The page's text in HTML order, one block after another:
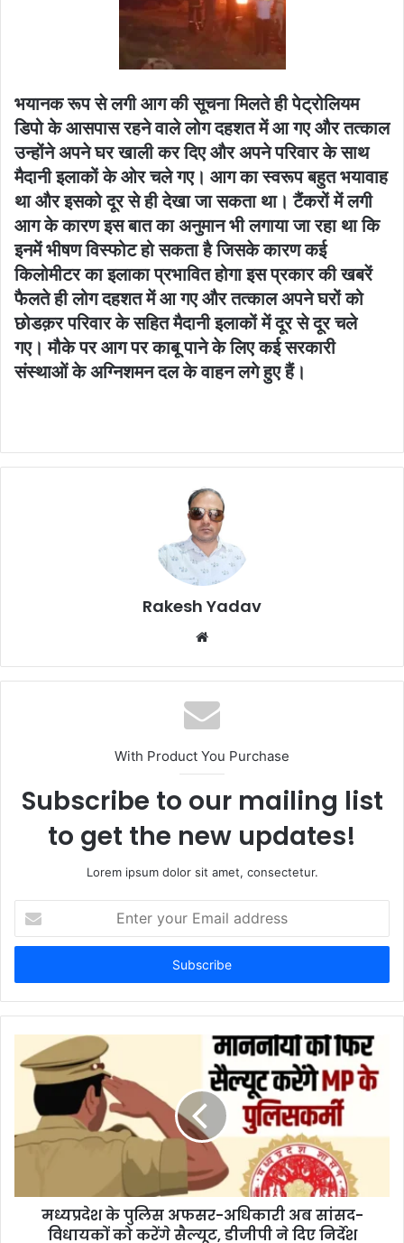
भयानक रूप से लगी आग की सूचना मिलते ही पेट्रोलियम
डिपो के आसपास रहने वाले लोग दहशत में आ गए और तत्काल
उन्होंने अपने घर खाली कर दिए और अपने परिवार के साथ
मैदानी इलाकों के ओर चले गए। आग का स्वरूप बहुत भयावाह
था और इसको दूर से ही देखा जा सकता था। टैंकरों में लगी
आग के कारण इस बात का अनुमान भी लगाया जा रहा था कि
इनमें भीषण विस्फोट हो सकता है जिसके कारण कई
किलोमीटर का इलाका प्रभावित होगा इस प्रकार की खबरें
फैलते ही लोग दहशत में आ गए और तत्काल अपने घरों को
छोडक़र परिवार के सहित मैदानी इलाकों में दूर से दूर चले
गए। मौके पर आग पर काबू पाने के लिए कई सरकारी
संस्थाओं के अग्निशमन दल के वाहन लगे हुए हैं।
Rakesh Yadav
b
s
i
e
With Product You Purchase
Subscribe to our mailing list
to get the new updates!
Lorem ipsum dolor sit amet, consectetur.
t
r
y
i
d
मध्यप्रदेश के पुलिस अफसर-अधिकारी अब सांसद-
विधायकों को करेंगे सैल्यूट, डीजीपी ने दिए निर्देश